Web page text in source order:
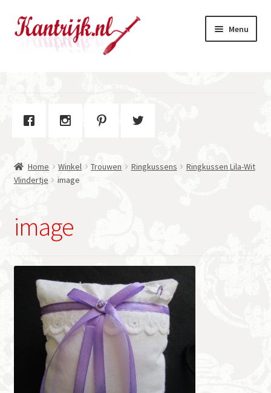
Ga
door
Ga
naar
Menu
Contact
Home Winkel Trouwen Ringkussens
Ringkussen Lila-Wit
Vlindertje
image
image